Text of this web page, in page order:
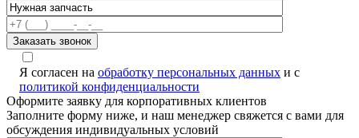
Я согласен на обработку персональных данных и с
политикой конфиденциальности
Оформите заявку для корпоративных клиентов
Заполните форму ниже, и наш менеджер свяжется с вами для
обсуждения индивидуальных условий